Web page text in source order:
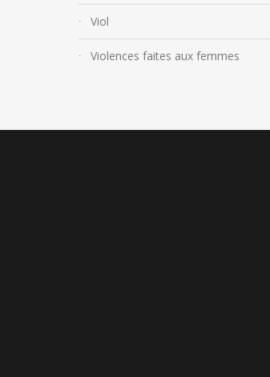
Viol
Violences faites aux femmes